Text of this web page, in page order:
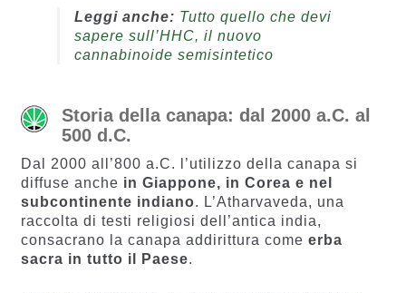
Leggi anche: Tutto quello che devi
sapere sull’HHC, il nuovo
cannabinoide semisintetico
Storia della canapa: dal 2000 a.C. al
500 d.C.
Dal 2000 all’800 a.C. l’utilizzo della canapa si
diffuse anche in Giappone, in Corea e nel
subcontinente indiano. L’Atharvaveda, una
raccolta di testi religiosi dell’antica india,
consacrano la canapa addirittura come erba
sacra in tutto il Paese.